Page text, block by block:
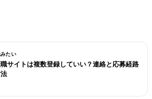
たい
サイトは複数登録していい？連絡と応募経路